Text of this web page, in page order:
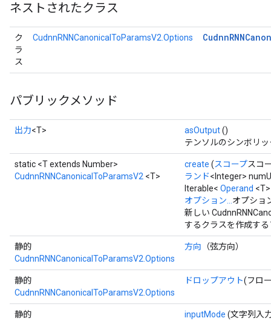
ネストされたクラス
ク
ラ
ス
CudnnRNNCanonicalToParamsV2.Options Cudnn
パブリックメソッド
出力<T> asOutput()
テンソルのシンボリ
static <T extends Number>
CudnnRNNCanonicalToParamsV2 <T>
create (スコープスコ
ランド<Integer>
Iterable< Operand
オプション... オプショ
新しい
するクラスを作成す
静的
CudnnRNNCanonicalToParamsV2.Options
方向 （弦方向）
静的
CudnnRNNCanonicalToParamsV2.Options
ドロップアウト(フロ
静的
inputMode (文字列入